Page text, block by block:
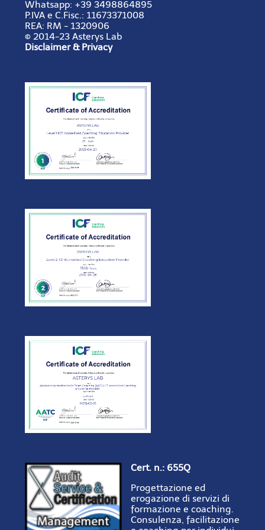
Cameron Smoak Jr. -
USA
,Coach e
Whatsapp: +39 3498864895
P.IVA e C.Fisc.: 11673371008
REA: RM - 1320906
© 2014-23 Asterys Lab
Disclaimer & Privacy
Cert. n.: 655Q
Progettazione ed
erogazione di servizi di
formazione e coaching.
Consulenza, facilitazione